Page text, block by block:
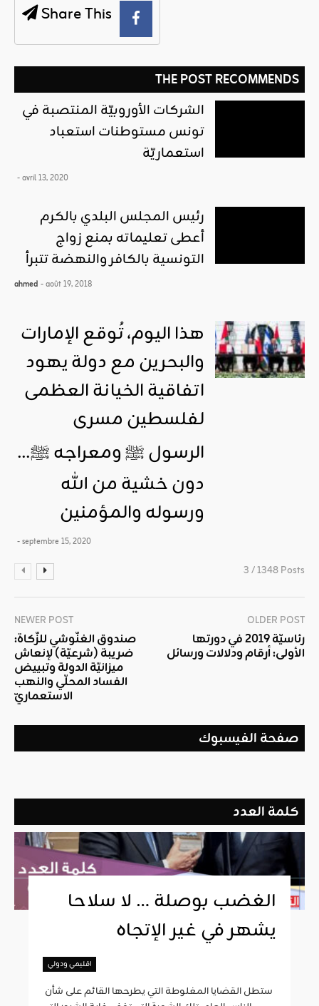
Share This
THE POST RECOMMENDS
الشركات الأوروبيّة المنتصبة في
تونس مستوطنات استعباد
استعماريّة
- avril 13, 2020
رئيس المجلس البلدي بالكرم
أعطى تعليماته بمنع زواج
التونسية بالكافر والنهضة تتبرأ
ahmed - août 19, 2018
هذا اليوم، تُوقع الإمارات
والبحرين مع دولة يهود
اتفاقية الخيانة العظمى
لفلسطين مسرى
الرسول ﷺ ومعراجه ﷺ…
دون خشية من الله
ورسوله والمؤمنين
- septembre 15, 2020
3 / 1348 Posts
NEWER POST
صندوق الغنّوشي للزّكاة:
ضريبة (شرعيّة) لإنعاش
ميزانيّة الدولة وتبييض
الفساد المحلّي والنهب
الاستعماريّ
OLDER POST
رئاسيّة 2019 في دورتها
الأولى: أرقام ودلالات ورسائل
صفحة الفيسبوك
كلمة العدد
الغضب بوصلة … لا سلاحا
يشهر في غير الإتجاه
اقليمي ودولي